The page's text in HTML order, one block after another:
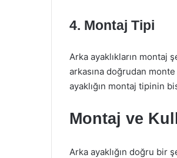
4. Montaj Tipi
Arka ayaklıkların montaj
arkasına doğrudan
ayaklığın montaj tipinin
Montaj ve
Arka ayaklığın doğru bir